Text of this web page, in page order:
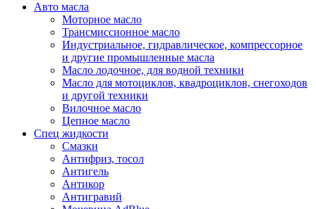
Авто масла
Моторное масло
Трансмиссионное масло
Индустриальное, гидравлическое, компрессорное
и другие промышленные масла
Масло лодочное, для водной техники
Масло для мотоциклов, квадроциклов, снегоходов
и другой техники
Вилочное масло
Цепное масло
Спец жидкости
Смазки
Антифриз, тосол
Антигель
Антикор
Антигравий